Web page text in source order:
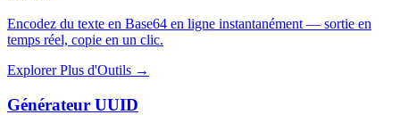
Encodez du texte en Base64 en ligne instantanément — sortie en
temps réel, copie en un clic.
Explorer Plus d'Outils →
Générateur UUID